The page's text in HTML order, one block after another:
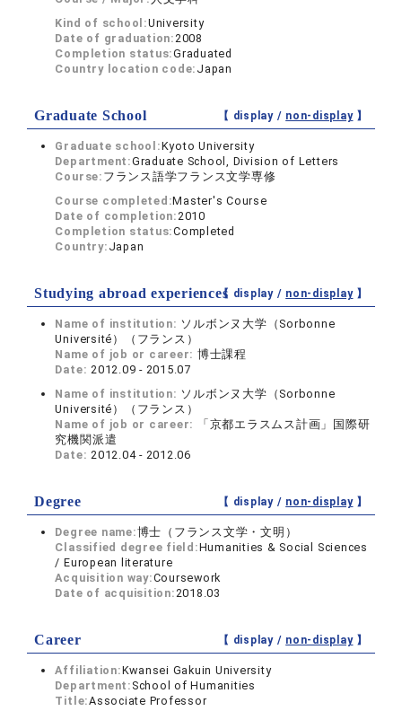
Kind of school:University
Date of graduation:2008
Completion status:Graduated
Country location code: Japan
Graduate School 【 display / non-display】
Graduate school:Kyoto University
Department:Graduate School, Division of Letters
Course: フランス語学フランス文学専修
Course completed:Master's Course
Date of completion:2010
Completion status:Completed
Country: Japan
Studying abroad experiences【 display / non-display】
Name of institution: ソルボンヌ大学（Sorbonne
Université）（フランス）
Name of job or career: 博士課程
Date:2012.09 - 2015.07
Name of institution: ソルボンヌ大学（Sorbonne
Université）（フランス）
Name of job or career:
「京都エラスムス計画」国際研
究機関派遣
Date:2012.04 - 2012.06
Degree 【 display / non-display】
Degree name:博士（フランス文学・文明）
Classified degree field:Humanities & Social Sciences
/ European literature
Acquisition way:Coursework
Date of acquisition:2018.03
Career 【 display / non-display】
Affiliation:Kwansei Gakuin University
Department: School of Humanities
Title:Associate Professor